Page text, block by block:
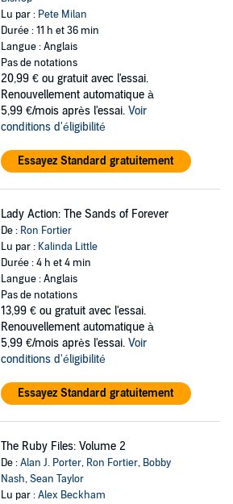
Lu par : Pete Milan
Durée : 11 h et 36 min
Langue : Anglais
Pas de notations
20,99 € ou gratuit avec l'essai.
Renouvellement automatique à
5,99 €/mois après l'essai. Voir
conditions d'éligibilité
Essayez Standard gratuitement
Lady Action: The Sands of Forever
De : Ron Fortier
Lu par : Kalinda Little
Durée : 4 h et 4 min
Langue : Anglais
Pas de notations
13,99 € ou gratuit avec l'essai.
Renouvellement automatique à
5,99 €/mois après l'essai. Voir
conditions d'éligibilité
Essayez Standard gratuitement
The Ruby Files: Volume 2
De :Alan J. Porter, Ron Fortier, Bobby
Nash,Sean Taylor
Lu par :Alex Beckham